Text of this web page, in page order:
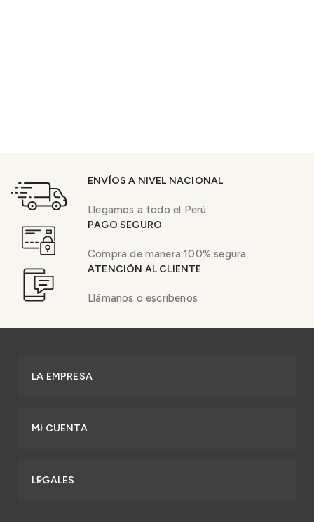
ENVÍOS A NIVEL NACIONAL
Llegamos a todo el Perú
PAGO SEGURO
Compra de manera 100% segura
ATENCIÓN AL CLIENTE
Llámanos o escríbenos
LA EMPRESA
MI CUENTA
LEGALES